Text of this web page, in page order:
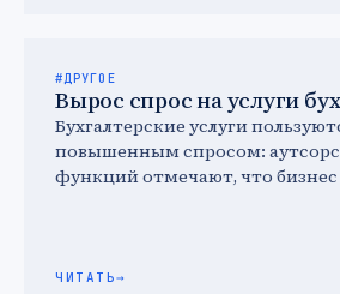
#ДРУГОЕ
Вырос спрос на услуги
Бухгалтерские услуги
повышенным спросом:
функций отмечают, что бизнес
ЧИТАТЬ→